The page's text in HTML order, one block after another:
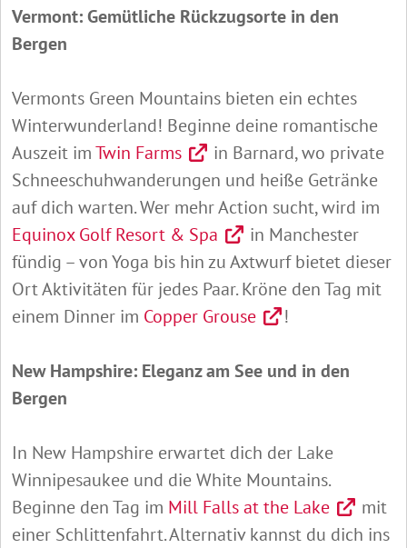
Vermont: Gemütliche Rückzugsorte in den
Bergen
Vermonts Green Mountains bieten ein echtes
Winterwunderland! Beginne deine romantische
Auszeit imTwin Farms
in Barnard, wo private
Schneeschuhwanderungen und heiße Getränke
auf dich warten. Wer mehr Action sucht, wird im
Equinox Golf Resort & Spa
in Manchester
fündig – von Yoga bis hin zu Axtwurf bietet dieser
Ort Aktivitäten für jedes Paar. Kröne den Tag mit
einem Dinner im Copper Grouse !
New Hampshire: Eleganz am See und in den
Bergen
In New Hampshire erwartet dich der Lake
Winnipesaukee und die White Mountains.
Beginne den Tag im Mill Falls at the Lake
mit
einer Schlittenfahrt. Alternativ kannst du dich ins